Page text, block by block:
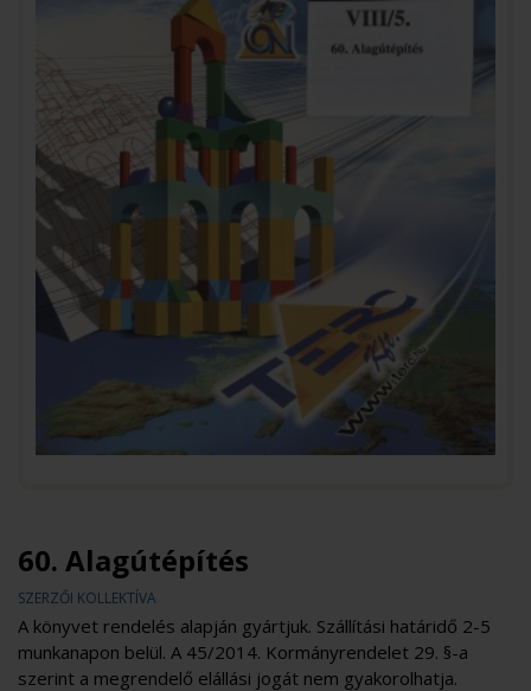
60. Alagútépítés
SZERZŐI KOLLEKTÍVA
A könyvet rendelés alapján gyártjuk. Szállítási határidő 2-5
munkanapon belül. A 45/2014. Kormányrendelet 29. §-a
szerint a megrendelő elállási jogát nem gyakorolhatja.